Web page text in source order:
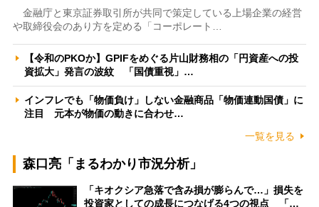
金融庁と東京証券取引所が共同で策定している上場企業の経営
や取締役会のあり方を定める「コーポレート…
【令和のPKOか】GPIFをめぐる片山財務相の「円資産への投
資拡大」発言の波紋 「国債重視」…
インフレでも「物価負け」しない金融商品「物価連動国債」に
注目 元本が物価の動きに合わせ…
一覧を見る
森口亮「まるわかり市況分析」
「キオクシア急落で含み損が膨らんで…」損失を
投資家としての成長につなげる4つの視点 「…